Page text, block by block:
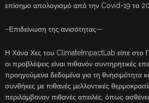
επίσημο απολογισμό από την Covid-19 το
–Επιδείνωση της ανισότητας—
Η Χάνα Χες του ClimateImpactLab είπε στο
οι προβλέψεις είναι πιθανόν συντηρητικές
προηγούμενα δεδομένα για τη θνησιμότητα
συνθήκες με πιθανές μελλοντικές
περιλάμβαναν πιθανές απειλές, όπως